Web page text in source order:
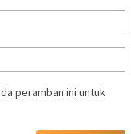
peramban ini untuk